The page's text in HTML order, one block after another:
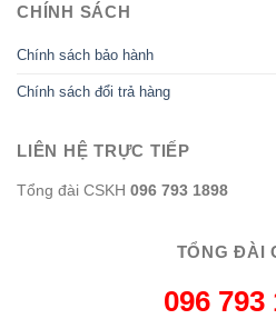
CHÍNH SÁCH
Chính sách bảo hành
Chính sách đổi trả hàng
LIÊN HỆ TRỰC TIẾP
Tổng đài CSKH 096 793 1898
TỔNG ĐÀI
096 793